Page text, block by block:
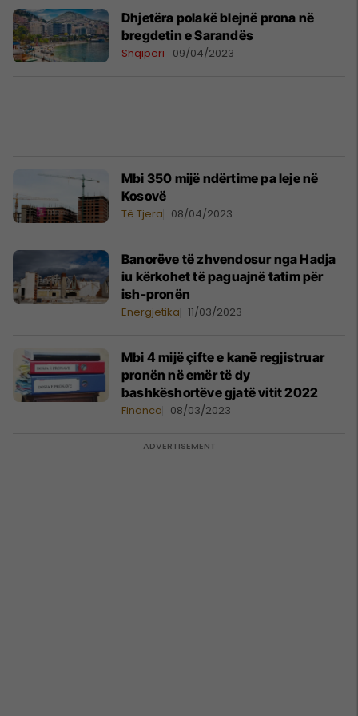
Dhjetëra polakë blejnë prona në
bregdetin e Sarandës
Shqipëri 09/04/2023
Mbi 350 mijë ndërtime pa leje në
Kosovë
Të Tjera 08/04/2023
Banorëve të zhvendosur nga Hadja
iu kërkohet të paguajnë tatim për
ish-pronën
Energjetika 11/03/2023
Mbi 4 mijë çifte e kanë regjistruar
pronën në emër të dy
bashkëshortëve gjatë vitit 2022
Financa 08/03/2023